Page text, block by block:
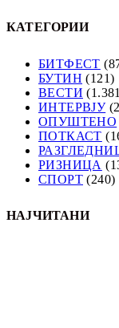
КАТЕГОРИИ
БИТФЕСТ
БУТИН (121)
ВЕСТИ
ИНТЕРВЈУ
ОПУШТЕНО
ПОТКАСТ
РИЗНИЦА
СПОРТ (240)
НАЈЧИТАНИ